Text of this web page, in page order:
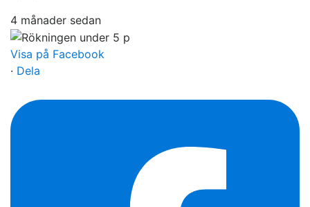
4 månader sedan
Visa på Facebook
· Dela